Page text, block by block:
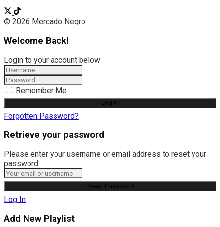
© 2026 Mercado Negro
Welcome Back!
Login to your account below
Remember Me
Forgotten Password?
Retrieve your password
Please enter your username or email address to reset your
password.
Log In
Add New Playlist